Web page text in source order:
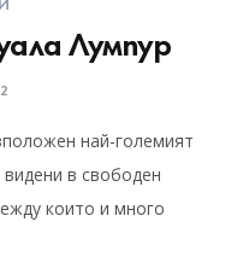
Лумпур
най-големият
в свободен
които и много